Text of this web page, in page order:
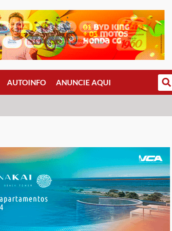
AUTOINFO ANUNCIE AQUI